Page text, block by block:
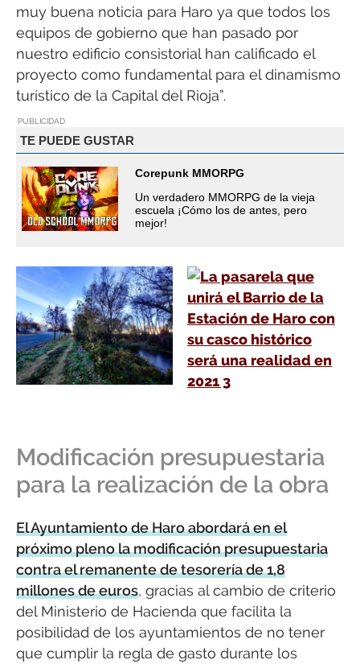
muy buena noticia para Haro ya que todos los
equipos de gobierno que han pasado por
nuestro edificio consistorial han calificado el
proyecto como fundamental para el dinamismo
turístico de la Capital del Rioja”.
PUBLICIDAD
TE PUEDE GUSTAR
Corepunk MMORPG
Un verdadero MMORPG de la vieja
escuela ¡Cómo los de antes, pero
mejor!
Modificación presupuestaria
para la realización de la obra
El Ayuntamiento de Haro abordará en el
próximo pleno la modificación presupuestaria
contra el remanente de tesorería de 1,8
millones de euros, gracias al cambio de criterio
del Ministerio de Hacienda que facilita la
posibilidad de los ayuntamientos de no tener
que cumplir la regla de gasto durante los